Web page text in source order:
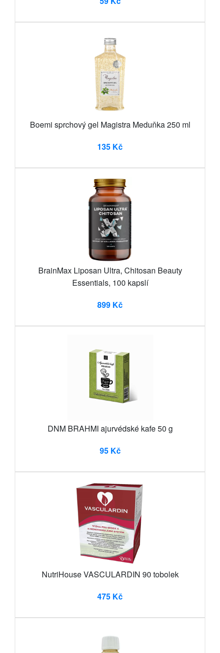
Boemi sprchový gel Magistra Meduňka 250 ml
135 Kč
BrainMax Liposan Ultra, Chitosan Beauty
Essentials, 100 kapslí
899 Kč
DNM BRAHMI ajurvédské kafe 50 g
95 Kč
NutriHouse VASCULARDIN 90 tobolek
475 Kč